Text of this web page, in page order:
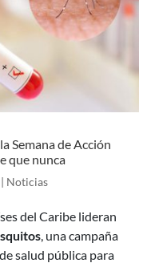
Semana de Acción
que nunca
| Noticias
del Caribe lideran
, una campaña
salud pública para